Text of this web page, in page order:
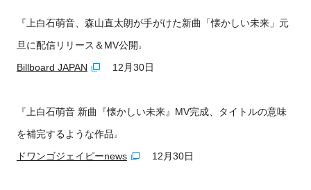
『上白石萌音、森山直太朗が手がけた新曲「懐かしい未来」元
旦に配信リリース＆MV公開 』
Billboard JAPAN 12月30日
『上白石萌音 新曲『懐かしい未来』MV完成、タイトルの意味
を補完するような作品 』
ドワンゴジェイピーnews 12月30日